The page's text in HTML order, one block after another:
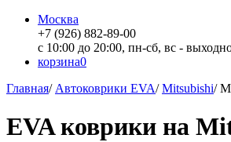
Москва
+7 (926) 882-89-00
с 10:00 до 20:00, пн-сб, вс -
корзина0
Главная/ Автоковрики EVA/Mitsubishi/
EVA коврики на